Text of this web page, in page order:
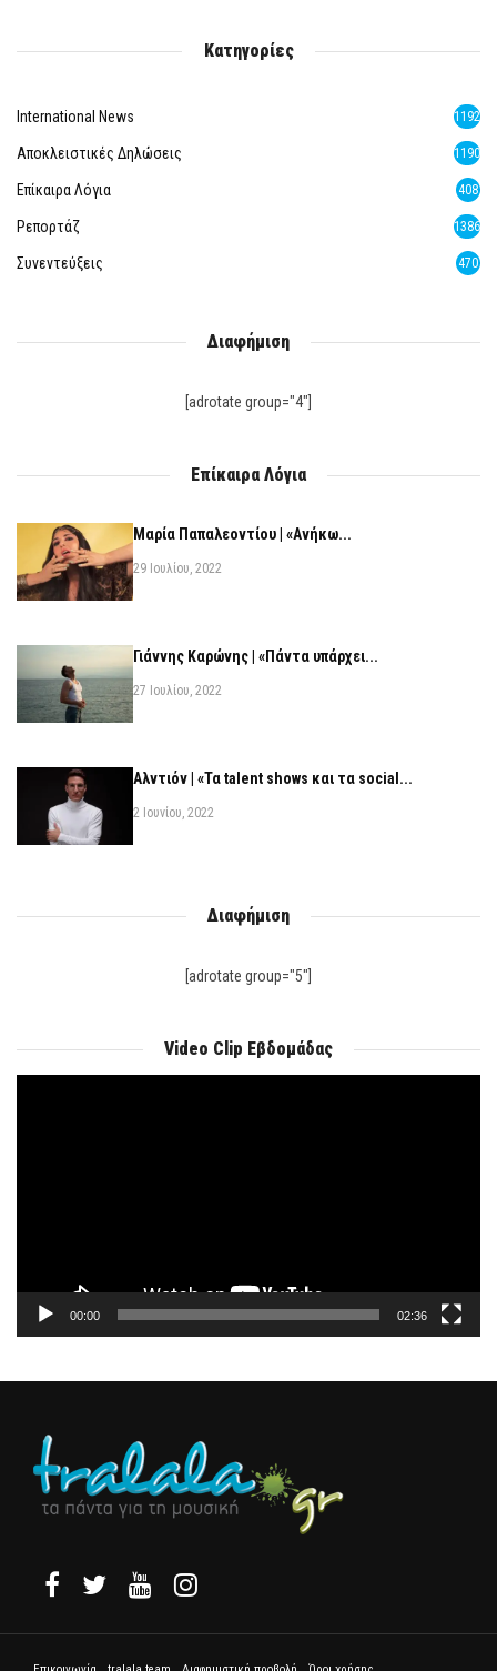
Κατηγορίες
International News 1192
Αποκλειστικές Δηλώσεις 1190
Επίκαιρα Λόγια 408
Ρεπορτάζ 1386
Συνεντεύξεις 470
Διαφήμιση
[adrotate group="4"]
Επίκαιρα Λόγια
Μαρία Παπαλεοντίου | «Ανήκω...
29 Ιουλίου, 2022
Γιάννης Καρώνης | «Πάντα υπάρχει...
27 Ιουλίου, 2022
Αλντιόν | «Τα talent shows και τα social...
2 Ιουνίου, 2022
Διαφήμιση
[adrotate group="5"]
Video Clip Εβδομάδας
00:00 02:36